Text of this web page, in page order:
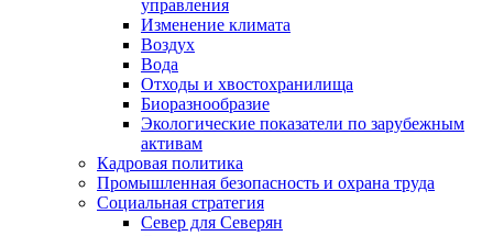
управления
Изменение климата
Воздух
Вода
Отходы и хвостохранилища
Биоразнообразие
Экологические показатели по зарубежным
активам
Кадровая политика
Промышленная безопасность и охрана труда
Социальная стратегия
Север для Северян